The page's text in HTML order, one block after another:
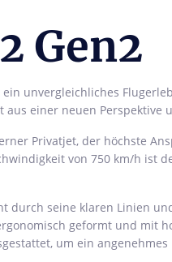
Gen2
unvergleichliches
einer neuen
Privatjet, der höchste
von 750 km/h ist
durch seine klaren Linien
geformt und
um ein